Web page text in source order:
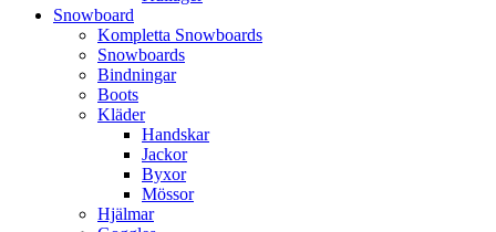
Snowboard
Kompletta Snowboards
Snowboards
Bindningar
Boots
Kläder
Handskar
Jackor
Byxor
Mössor
Hjälmar